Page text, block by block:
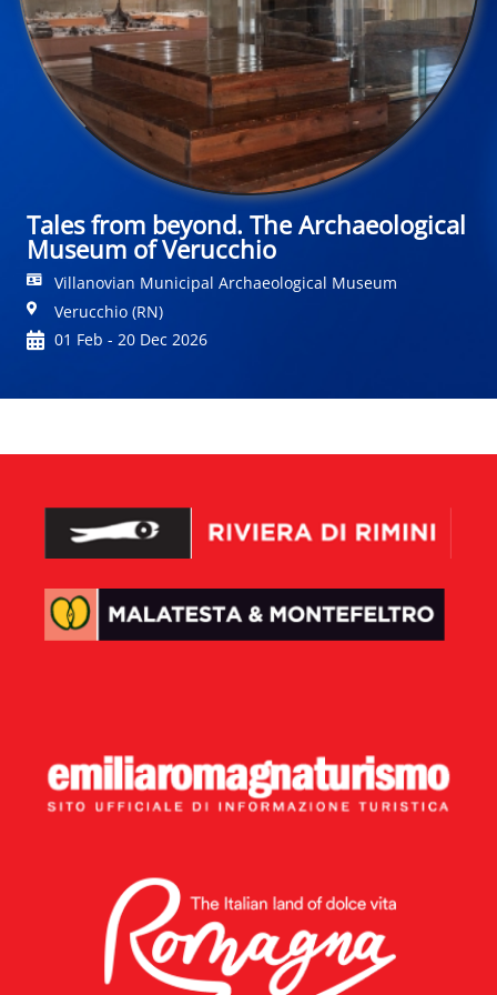
Tales from beyond. The Archaeological
Museum of Verucchio
Villanovian Municipal Archaeological Museum
Verucchio (RN)
01 Feb - 20 Dec 2026